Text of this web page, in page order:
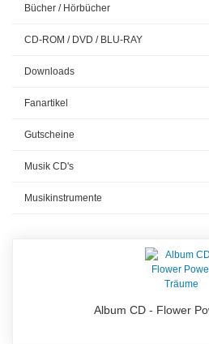
Bücher / Hörbücher
CD-ROM / DVD / BLU-RAY
Downloads
Fanartikel
Gutscheine
Musik CD's
Musikinstrumente
Album CD - Flower